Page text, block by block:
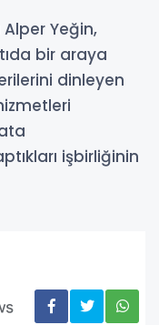
Yeğin,
bir araya
dinleyen
işbirliğinin